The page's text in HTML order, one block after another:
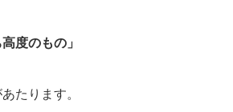
度のもの」
たります。